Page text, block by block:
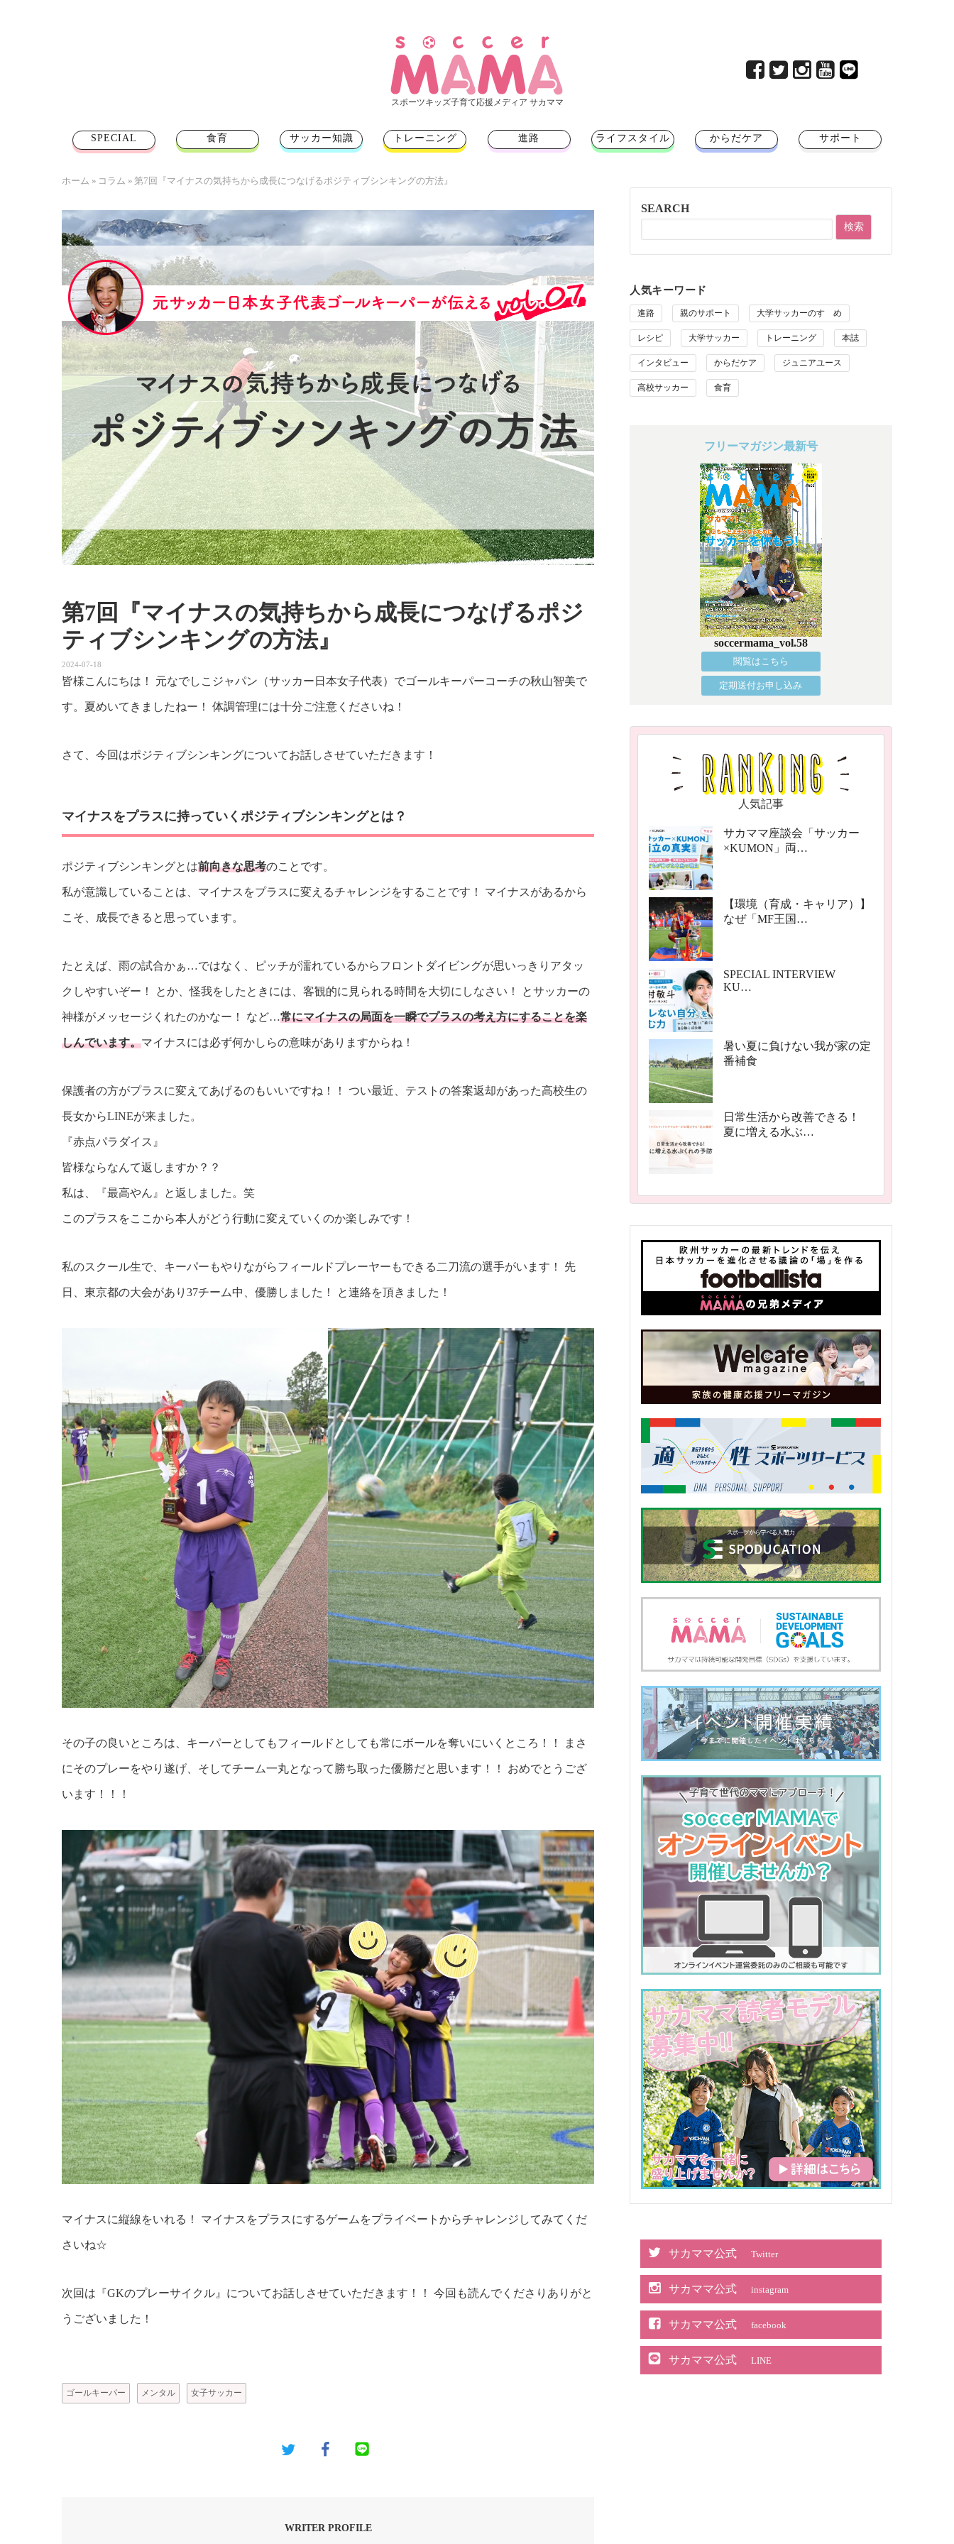
スポーツキッズ子育て応援メディア サカママ
SPECIAL 食育 サッカー知識 トレーニング 進路 ライフスタイル からだケア サポート
ホーム » コラム » 第7回『マイナスの気持ちから成長につなげるポジティブシンキングの方法』
第7回『マイナスの気持ちから成長につなげるポジ
ティブシンキングの方法』
2024-07-18
皆様こんにちは！ 元なでしこジャパン（サッカー日本女子代表）でゴールキーパーコーチの秋山智美で
す。夏めいてきましたねー！ 体調管理には十分ご注意くださいね！
さて、今回はポジティブシンキングについてお話しさせていただきます！
マイナスをプラスに持っていくポジティブシンキングとは？
ポジティブシンキングとは前向きな思考のことです。
私が意識していることは、マイナスをプラスに変えるチャレンジをすることです！ マイナスがあるから
こそ、成長できると思っています。
たとえば、雨の試合かぁ…ではなく、ピッチが濡れているからフロントダイビングが思いっきりアタッ
クしやすいぞー！ とか、怪我をしたときには、客観的に見られる時間を大切にしなさい！ とサッカーの
神様がメッセージくれたのかなー！ など…常にマイナスの局面を一瞬でプラスの考え方にすることを楽
しんでいます。マイナスには必ず何かしらの意味がありますからね！
保護者の方がプラスに変えてあげるのもいいですね！！ つい最近、テストの答案返却があった高校生の
長女からLINEが来ました。
『赤点パラダイス』
皆様ならなんて返しますか？？
私は、『最高やん』と返しました。笑
このプラスをここから本人がどう行動に変えていくのか楽しみです！
私のスクール生で、キーパーもやりながらフィールドプレーヤーもできる二刀流の選手がいます！ 先
日、東京都の大会があり37チーム中、優勝しました！ と連絡を頂きました！
その子の良いところは、キーパーとしてもフィールドとしても常にボールを奪いにいくところ！！ まさ
にそのプレーをやり遂げ、そしてチーム一丸となって勝ち取った優勝だと思います！！ おめでとうござ
います！！！
マイナスに縦線をいれる！ マイナスをプラスにするゲームをプライベートからチャレンジしてみてくだ
さいね☆
次回は『GKのプレーサイクル』についてお話しさせていただきます！！ 今回も読んでくださりありがと
うございました！
ゴールキーパー メンタル 女子サッカー
WRITER PROFILE
SEARCH
人気キーワード
進路 親のサポート 大学サッカーのすゝめ
レシピ 大学サッカー トレーニング 本誌
インタビュー からだケア ジュニアユース
高校サッカー 食育
フリーマガジン最新号
soccermama_vol.58
閲覧はこちら
定期送付お申し込み
人気記事
サカママ座談会「サッカー
×KUMON」両…
【環境（育成・キャリア）】
なぜ「MF王国…
SPECIAL INTERVIEW
KU…
暑い夏に負けない我が家の定
番補食
日常生活から改善できる！
夏に増える水ぶ…
サカママ公式 Twitter
サカママ公式 instagram
サカママ公式 facebook
サカママ公式 LINE